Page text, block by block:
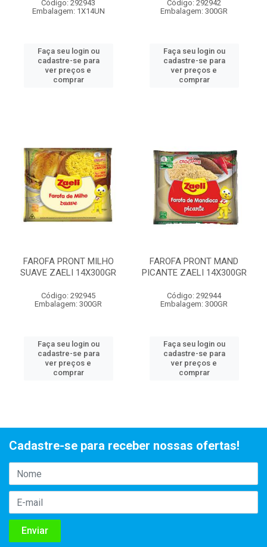
Código: 292943
Embalagem: 1X14UN
Faça seu login ou
cadastre-se para
ver preços e
comprar
Código: 292942
Embalagem: 300GR
Faça seu login ou
cadastre-se para
ver preços e
comprar
FAROFA PRONT MILHO
SUAVE ZAELI 14X300GR
Código: 292945
Embalagem: 300GR
Faça seu login ou
cadastre-se para
ver preços e
comprar
FAROFA PRONT MAND
PICANTE ZAELI 14X300GR
Código: 292944
Embalagem: 300GR
Faça seu login ou
cadastre-se para
ver preços e
comprar
Cadastre-se para receber nossas ofertas!